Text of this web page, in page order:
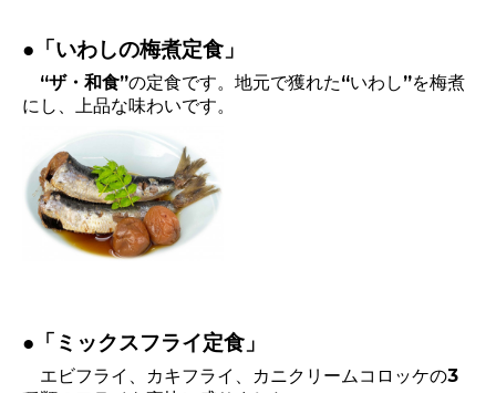
●「いわしの梅煮定食」
“ザ・和食”の定食です。地元で獲れた“いわし”を梅煮
にし、上品な味わいです。
●「ミックスフライ定食」
エビフライ、カキフライ、カニクリームコロッケの3